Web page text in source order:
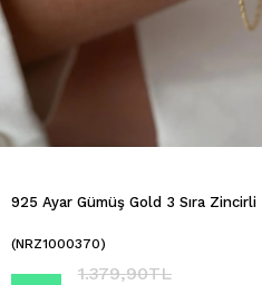
925 Ayar Gümüş Gold 3 Sıra
(NRZ1000370)
1.379,90TL